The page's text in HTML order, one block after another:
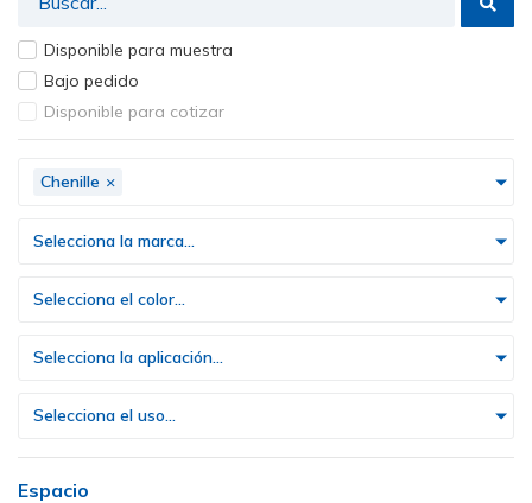
Disponible para muestra
Bajo pedido
Disponible para cotizar
Chenille ×
Selecciona la marca...
Selecciona el color...
Selecciona la aplicación...
Selecciona el uso...
Espacio